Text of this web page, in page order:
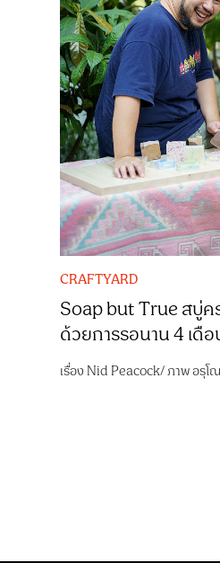
CRAFTYARD
Soap but True สบู่
ด้วยการรอนาน 4 เดื
เรื่อง Nid Peacock/ภาพอรุโ